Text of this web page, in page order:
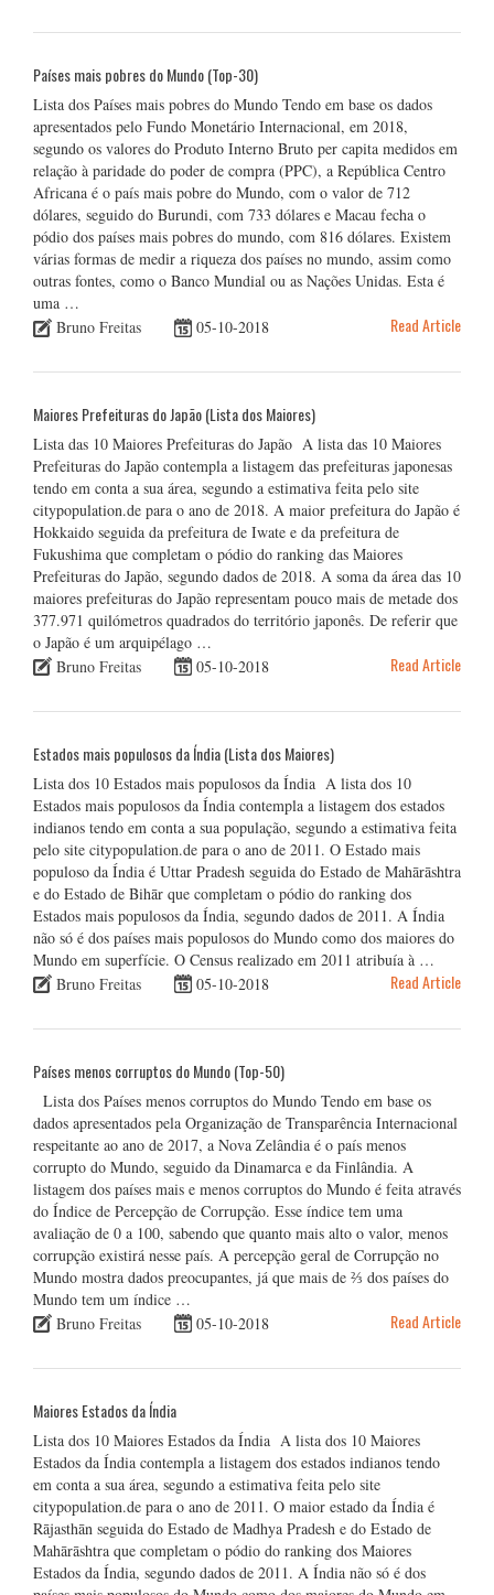
Países mais pobres do Mundo (Top-30)
Lista dos Países mais pobres do Mundo Tendo em base os dados
apresentados pelo Fundo Monetário Internacional, em 2018,
segundo os valores do Produto Interno Bruto per capita medidos em
relação à paridade do poder de compra (PPC), a República Centro
Africana é o país mais pobre do Mundo, com o valor de 712
dólares, seguido do Burundi, com 733 dólares e Macau fecha o
pódio dos países mais pobres do mundo, com 816 dólares. Existem
várias formas de medir a riqueza dos países no mundo, assim como
outras fontes, como o Banco Mundial ou as Nações Unidas. Esta é
uma …
Bruno Freitas
05-10-2018 Read Article
Maiores Prefeituras do Japão (Lista dos Maiores)
Lista das 10 Maiores Prefeituras do Japão A lista das 10 Maiores
Prefeituras do Japão contempla a listagem das prefeituras japonesas
tendo em conta a sua área, segundo a estimativa feita pelo site
citypopulation.de para o ano de 2018. A maior prefeitura do Japão é
Hokkaido seguida da prefeitura de Iwate e da prefeitura de
Fukushima que completam o pódio do ranking das Maiores
Prefeituras do Japão, segundo dados de 2018. A soma da área das 10
maiores prefeituras do Japão representam pouco mais de metade dos
377.971 quilómetros quadrados do território japonês. De referir que
o Japão é um arquipélago …
Bruno Freitas
05-10-2018 Read Article
Estados mais populosos da Índia (Lista dos Maiores)
Lista dos 10 Estados mais populosos da Índia A lista dos 10
Estados mais populosos da Índia contempla a listagem dos estados
indianos tendo em conta a sua população, segundo a estimativa feita
pelo site citypopulation.de para o ano de 2011. O Estado mais
populoso da Índia é Uttar Pradesh seguida do Estado de Mahārāshtra
e do Estado de Bihār que completam o pódio do ranking dos
Estados mais populosos da Índia, segundo dados de 2011. A Índia
não só é dos países mais populosos do Mundo como dos maiores do
Mundo em superfície. O Census realizado em 2011 atribuía à …
Bruno Freitas
05-10-2018 Read Article
Países menos corruptos do Mundo (Top-50)
Lista dos Países menos corruptos do Mundo Tendo em base os
dados apresentados pela Organização de Transparência Internacional
respeitante ao ano de 2017, a Nova Zelândia é o país menos
corrupto do Mundo, seguido da Dinamarca e da Finlândia. A
listagem dos países mais e menos corruptos do Mundo é feita através
do Índice de Percepção de Corrupção. Esse índice tem uma
avaliação de 0 a 100, sabendo que quanto mais alto o valor, menos
corrupção existirá nesse país. A percepção geral de Corrupção no
Mundo mostra dados preocupantes, já que mais de ⅔ dos países do
Mundo tem um índice …
Bruno Freitas
05-10-2018 Read Article
Maiores Estados da Índia
Lista dos 10 Maiores Estados da Índia A lista dos 10 Maiores
Estados da Índia contempla a listagem dos estados indianos tendo
em conta a sua área, segundo a estimativa feita pelo site
citypopulation.de para o ano de 2011. O maior estado da Índia é
Rājasthān seguida do Estado de Madhya Pradesh e do Estado de
Mahārāshtra que completam o pódio do ranking dos Maiores
Estados da Índia, segundo dados de 2011. A Índia não só é dos